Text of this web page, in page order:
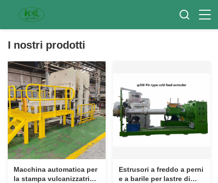
I nostri prodotti
Macchina automatica per
la stampa vulcanizzatrice
Estrusori a freddo a perni
e a barile per lastre di